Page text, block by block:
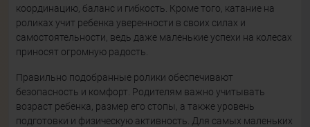
координацию, баланс и гибкость. Кроме того, катание на
роликах учит ребенка уверенности в своих силах и
самостоятельности, ведь даже маленькие успехи на колесах
приносят огромную радость.
Правильно подобранные ролики обеспечивают
безопасность и комфорт. Родителям важно учитывать
возраст ребенка, размер его стопы, а также уровень
подготовки и физическую активность. Для самых маленьких